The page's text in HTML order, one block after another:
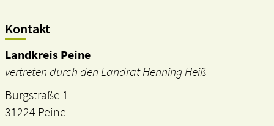
Kontakt
Landkreis Peine
vertreten durch den Landrat Henning Heiß
Burgstraße 1
31224 Peine